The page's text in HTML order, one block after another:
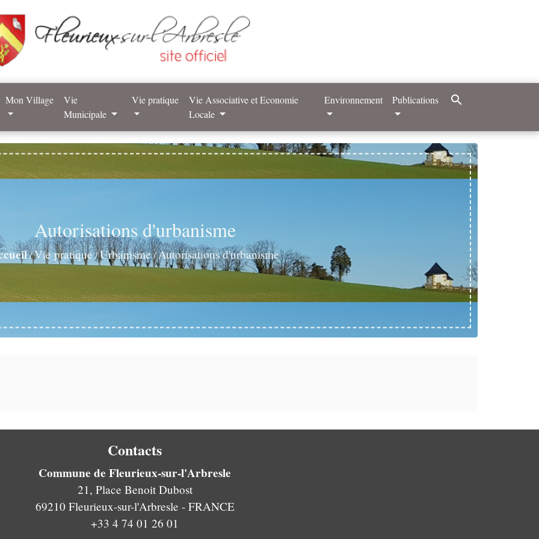
Mon Village
Vie
Municipale
Vie pratique
Vie Associative et Economie
Locale
Environnement Publications search
Autorisations d'urbanisme
/Vie pratique/Urbanisme/Autorisations d'urbanisme
Contacts
Commune de Fleurieux-sur-l'Arbresle
21, Place Benoit Dubost
69210 Fleurieux-sur-l'Arbresle - FRANCE
+33 4 74 01 26 01